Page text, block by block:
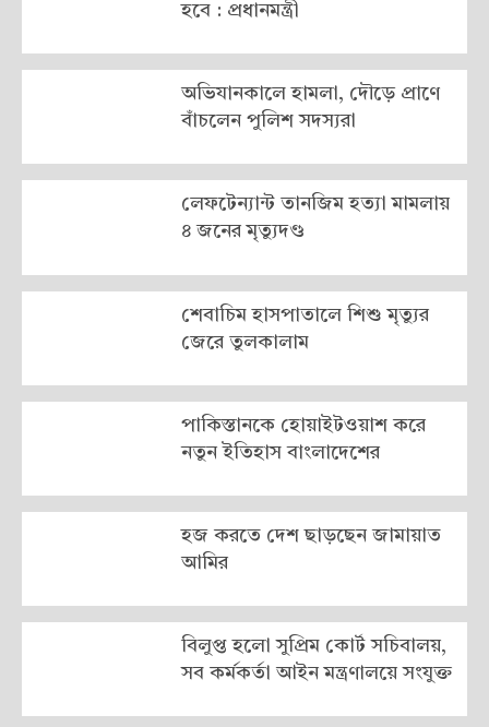
হবে : প্রধানমন্ত্রী
অভিযানকালে হামলা, দৌড়ে প্রাণে
বাঁচলেন পুলিশ সদস্যরা
লেফটেন্যান্ট তানজিম হত্যা মামলায়
৪ জনের মৃত্যুদণ্ড
শেবাচিম হাসপাতালে শিশু মৃত্যুর
জেরে তুলকালাম
পাকিস্তানকে হোয়াইটওয়াশ করে
নতুন ইতিহাস বাংলাদেশের
হজ করতে দেশ ছাড়ছেন জামায়াত
আমির
বিলুপ্ত হলো সুপ্রিম কোর্ট সচিবালয়,
সব কর্মকর্তা আইন মন্ত্রণালয়ে সংযুক্ত